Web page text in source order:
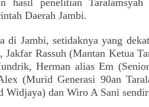
Daerah Jambi.
di Jambi, setidaknya yang
Jakfar Rassuh (Mantan Ketua
Herman alias Em(
(Murid Generasi 90an
Widjaya) dan Wiro A Sani